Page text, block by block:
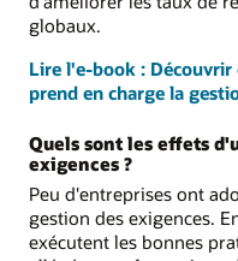
globaux.
Lire l'e-book :
prend en charge la
Quels sont les effets
exigences ?
Peu d'entreprises ont
gestion des exigences.
exécutent les bonnes